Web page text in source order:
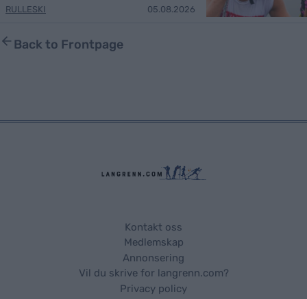
RULLESKI 05.08.2026
Back to Frontpage
Kontakt oss
Medlemskap
Annonsering
Vil du skrive for langrenn.com?
Privacy policy